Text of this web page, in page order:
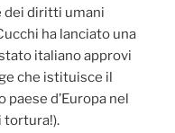
dei diritti umani
ha lanciato una
italiano approvi
che istituisce il
paese d’Europa nel
tortura!).